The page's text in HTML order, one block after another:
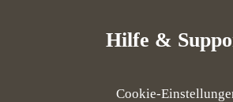
Hilfe &
Cookie-